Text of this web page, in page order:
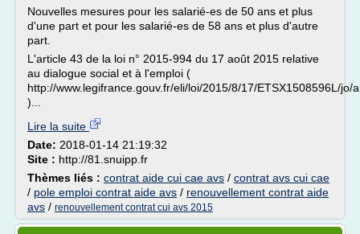
Nouvelles mesures pour les salarié-es de 50 ans et plus
d'une part et pour les salarié-es de 58 ans et plus d'autre
part.
L'article 43 de la loi n° 2015-994 du 17 août 2015 relative
au dialogue social et à l'emploi (
http://www.legifrance.gouv.fr/eli/loi/2015/8/17/ETSX1508596L/jo/
)...
Lire la suite
Date: 2018-01-14 21:19:32
Site : http://81.snuipp.fr
Thèmes liés : contrat aide cui cae avs / contrat avs cui cae
/ pole emploi contrat aide avs / renouvellement contrat aide
avs / renouvellement contrat cui avs 2015